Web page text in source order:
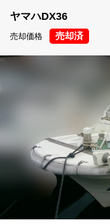
ヤマハDX36
売却価格 売却済